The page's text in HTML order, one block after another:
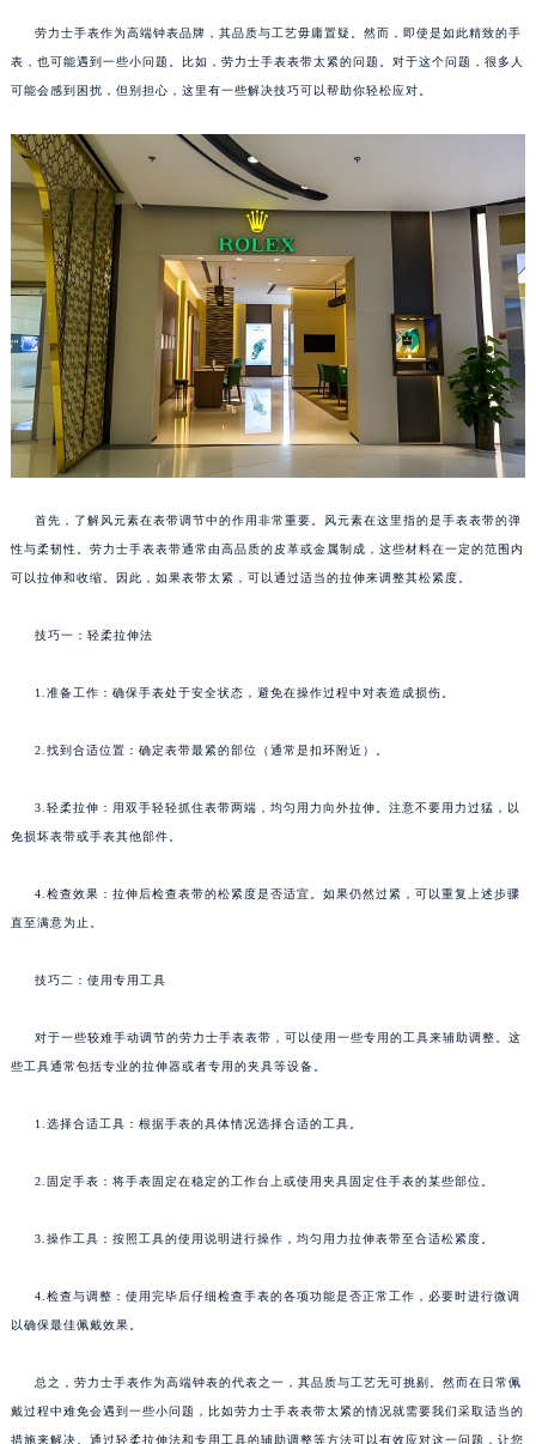
劳力士手表作为高端钟表品牌，其品质与工艺毋庸置疑。然而，即使是如此精致的手
表，也可能遇到一些小问题。比如，劳力士手表表带太紧的问题。对于这个问题，很多人
可能会感到困扰，但别担心，这里有一些解决技巧可以帮助你轻松应对。
首先，了解风元素在表带调节中的作用非常重要。风元素在这里指的是手表表带的弹
性与柔韧性。劳力士手表表带通常由高品质的皮革或金属制成，这些材料在一定的范围内
可以拉伸和收缩。因此，如果表带太紧，可以通过适当的拉伸来调整其松紧度。
技巧一：轻柔拉伸法
1.准备工作：确保手表处于安全状态，避免在操作过程中对表造成损伤。
2.找到合适位置：确定表带最紧的部位（通常是扣环附近）。
3.轻柔拉伸：用双手轻轻抓住表带两端，均匀用力向外拉伸。注意不要用力过猛，以
免损坏表带或手表其他部件。
4.检查效果：拉伸后检查表带的松紧度是否适宜。如果仍然过紧，可以重复上述步骤
直至满意为止。
技巧二：使用专用工具
对于一些较难手动调节的劳力士手表表带，可以使用一些专用的工具来辅助调整。这
些工具通常包括专业的拉伸器或者专用的夹具等设备。
1.选择合适工具：根据手表的具体情况选择合适的工具。
2.固定手表：将手表固定在稳定的工作台上或使用夹具固定住手表的某些部位。
3.操作工具：按照工具的使用说明进行操作，均匀用力拉伸表带至合适松紧度。
4.检查与调整：使用完毕后仔细检查手表的各项功能是否正常工作，必要时进行微调
以确保最佳佩戴效果。
总之，劳力士手表作为高端钟表的代表之一，其品质与工艺无可挑剔。然而在日常佩
戴过程中难免会遇到一些小问题，比如劳力士手表表带太紧的情况就需要我们采取适当的
措施来解决。通过轻柔拉伸法和专用工具的辅助调整等方法可以有效应对这一问题，让您